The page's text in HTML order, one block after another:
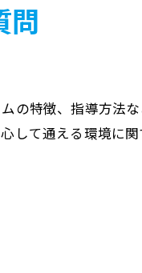
問
の特徴、指導方法
して通える環境に